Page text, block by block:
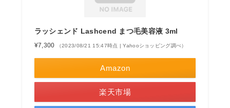
ラッシェンド Lashcend まつ毛美容液 3ml
¥7,300 （2023/08/21 15:47時点 | Yahooショッピング調べ）
Amazon
楽天市場